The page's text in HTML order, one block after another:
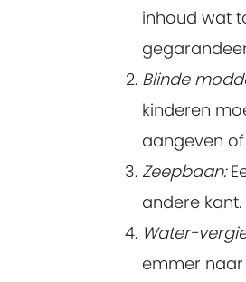
inhoud wat
Blinde
kinderen
aangeven
Zeepbaan:
andere
Water-
emmer